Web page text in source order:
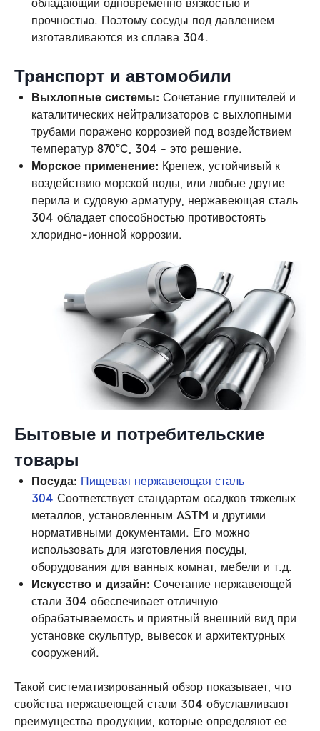
обладающий одновременно вязкостью и
прочностью. Поэтому сосуды под давлением
изготавливаются из сплава 304.
Транспорт и автомобили
Выхлопные системы: Сочетание глушителей и
каталитических нейтрализаторов с выхлопными
трубами поражено коррозией под воздействием
температур 870°C, 304 - это решение.
Морское применение: Крепеж, устойчивый к
воздействию морской воды, или любые другие
перила и судовую арматуру, нержавеющая сталь
304 обладает способностью противостоять
хлоридно-ионной коррозии.
Бытовые и потребительские
товары
Посуда: Пищевая нержавеющая сталь
304 Соответствует стандартам осадков тяжелых
металлов, установленным ASTM и другими
нормативными документами. Его можно
использовать для изготовления посуды,
оборудования для ванных комнат, мебели и т.д.
Искусство и дизайн: Сочетание нержавеющей
стали 304 обеспечивает отличную
обрабатываемость и приятный внешний вид при
установке скульптур, вывесок и архитектурных
сооружений.
Такой систематизированный обзор показывает, что
свойства нержавеющей стали 304 обуславливают
преимущества продукции, которые определяют ее